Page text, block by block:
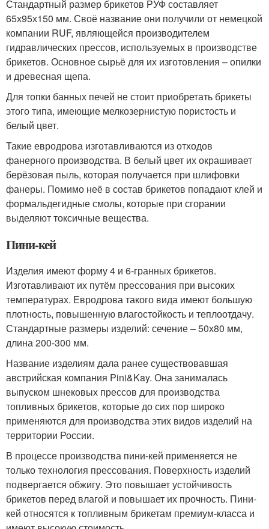
Стандартный размер брикетов РУФ составляет
65х95х150 мм. Своё название они получили от немецкой
компании RUF, являющейся производителем
гидравлических прессов, используемых в производстве
брикетов. Основное сырьё для их изготовления – опилки
и древесная щепа.
Для топки банных печей не стоит приобретать брикеты
этого типа, имеющие мелкозернистую пористость и
белый цвет.
Такие евродрова изготавливаются из отходов
фанерного производства. В белый цвет их окрашивает
берёзовая пыль, которая получается при шлифовки
фанеры. Помимо неё в состав брикетов попадают клей и
формальдегидные смолы, которые при сгорании
выделяют токсичные вещества.
Пини-кей
Изделия имеют форму 4 и 6-гранных брикетов.
Изготавливают их путём прессования при высоких
температурах. Евродрова такого вида имеют большую
плотность, повышенную влагостойкость и теплоотдачу.
Стандартные размеры изделий: сечение – 50х80 мм,
длина 200-300 мм.
Название изделиям дала ранее существовавшая
австрийская компания Pini&Kay. Она занималась
выпуском шнековых прессов для производства
топливных брикетов, которые до сих пор широко
применяются для производства этих видов изделий на
территории России.
В процессе производства пини-кей применяется не
только технология прессования. Поверхность изделий
подвергается обжигу. Это повышает устойчивость
брикетов перед влагой и повышает их прочность. Пини-
кей относятся к топливным брикетам премиум-класса и